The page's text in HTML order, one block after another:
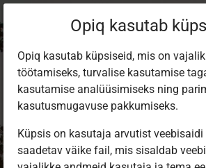
Opiq kasutab
Opiq kasutab küpsiseid, mis on
töötamiseks, turvalise kasutamise
kasutamise analüüsimiseks ning
kasutusmugavuse pakkumiseks.
Küpsis on kasutaja arvutist veebisaidi
saadetav väike fail, mis sisaldab